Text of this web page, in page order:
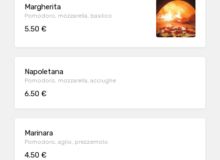
Margherita
Pomodoro, mozzarella, basilico
5.50 €
Napoletana
Pomodoro, mozzarella, acciughe
6.50 €
Marinara
Pomodoro, aglio, prezzemolo
4.50 €